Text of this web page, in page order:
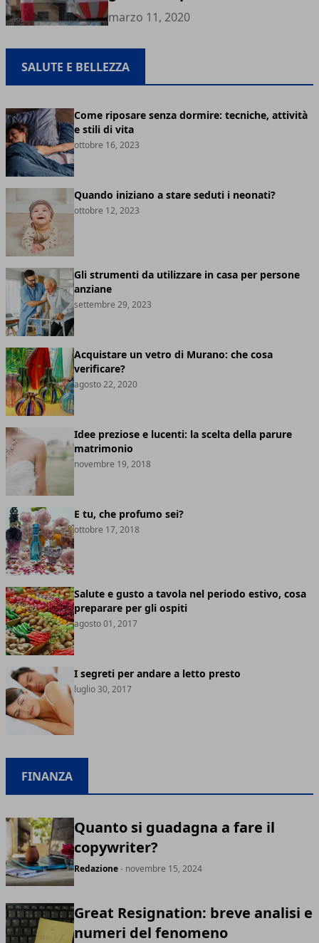
marzo 11, 2020
SALUTE E BELLEZZA
Come riposare senza dormire: tecniche, attività
e stili di vita
ottobre 16, 2023
Quando iniziano a stare seduti i neonati?
ottobre 12, 2023
Gli strumenti da utilizzare in casa per persone
anziane
settembre 29, 2023
Acquistare un vetro di Murano: che cosa
verificare?
agosto 22, 2020
Idee preziose e lucenti: la scelta della parure
matrimonio
novembre 19, 2018
E tu, che profumo sei?
ottobre 17, 2018
Salute e gusto a tavola nel periodo estivo, cosa
preparare per gli ospiti
agosto 01, 2017
I segreti per andare a letto presto
luglio 30, 2017
FINANZA
Quanto si guadagna a fare il
copywriter?
Redazione- novembre 15, 2024
Great Resignation: breve analisi e
numeri del fenomeno